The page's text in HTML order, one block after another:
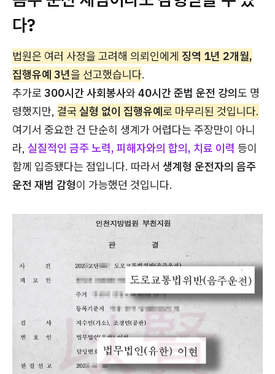
다?
법원은 여러 사정을 고려해 의뢰인에게 징역 1년 2개월,
집행유예 3년을 선고했습니다.
추가로 300시간 사회봉사와40시간 준법 운전 강의도 명
령했지만, 결국 실형 없이 집행유예로 마무리된 것입니다.
여기서 중요한 건 단순히 생계가 어렵다는 주장만이 아니
라, 실질적인 금주 노력, 피해자와의 합의, 치료 이력 등이
함께 입증됐다는 점입니다. 따라서 생계형 운전자의 음주
운전 재범 감형이 가능했던 것입니다.